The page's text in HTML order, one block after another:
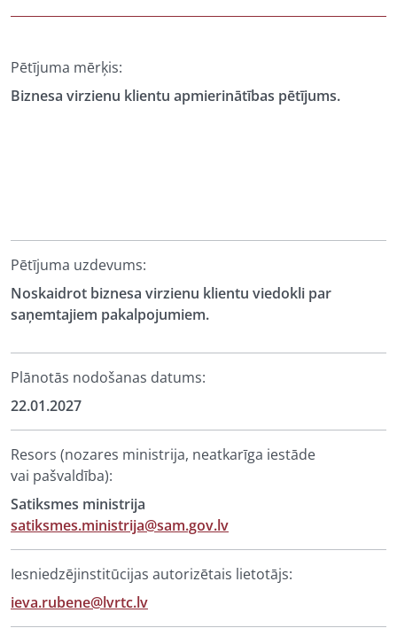
Pētījuma mērķis:
Biznesa virzienu klientu apmierinātības pētījums.
Pētījuma uzdevums:
Noskaidrot biznesa virzienu klientu viedokli par
saņemtajiem pakalpojumiem.
Plānotās nodošanas datums:
22.01.2027
Resors (nozares ministrija, neatkarīga iestāde
vai pašvaldība):
Satiksmes ministrija
satiksmes.ministrija@sam.gov.lv
Iesniedzējinstitūcijas autorizētais lietotājs:
ieva.rubene@lvrtc.lv